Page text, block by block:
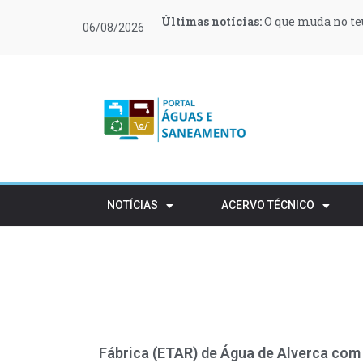
06/08/2026 Últimas notícias:O que muda no
Últimas notícias:Moeve e
Últimas notícias:Novas regras
Últimas notícias:Retalho e
Últimas notícias:Procura de
Últimas notícias:Várias zonas de
NOTÍCIAS ACERVO TÉCNICO
Fábrica (ETAR) de Água de Alverca com